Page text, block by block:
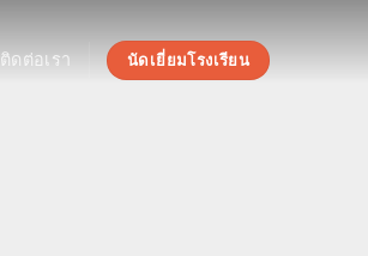
ติดต่อเรา นัดเยี่ยมโรงเรียน